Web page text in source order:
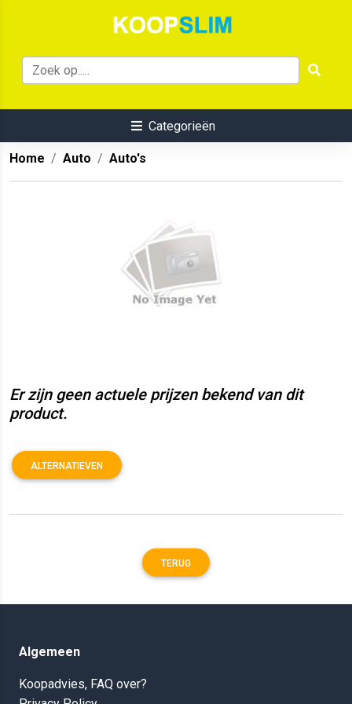
Categorieën
Home Auto Auto's
Er zijn geen actuele prijzen bekend van dit
product.
ALTERNATIEVEN
TERUG
Algemeen
Koopadvies, FAQ over?